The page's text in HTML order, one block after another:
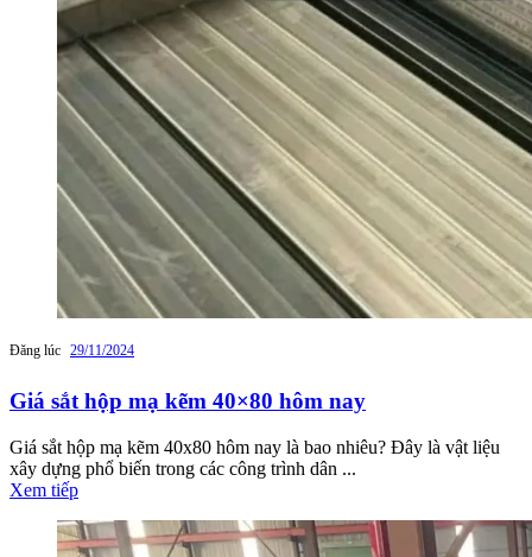
Đăng lúc 29/11/2024
Giá sắt hộp mạ kẽm 40×80 hôm nay
Giá sắt hộp mạ kẽm 40x80 hôm nay là bao nhiêu? Đây là vật liệu
xây dựng phổ biến trong các công trình dân ...
Xem tiếp